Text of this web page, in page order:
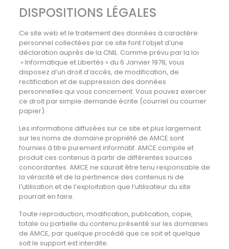
DISPOSITIONS LÉGALES
Ce site web et le traitement des données à caractère
personnel collectées par ce site font l’objet d’une
déclaration auprès de la CNIL. Comme prévu par la loi
« Informatique et Libertés » du 6 Janvier 1978, vous
disposez d’un droit d’accès, de modification, de
rectification et de suppression des données
personnelles qui vous concernent. Vous pouvez exercer
ce droit par simple demande écrite (courriel ou courrier
papier).
Les informations diffusées sur ce site et plus largement
sur les noms de domaine propriété de AMCE sont
fournies à titre purement informatif. AMCE compile et
produit ces contenus à partir de différentes sources
concordantes. AMCE ne saurait être tenu responsable de
la véracité et de la pertinence des contenus ni de
l’utilisation et de l’exploitation que l’utilisateur du site
pourrait en faire.
Toute reproduction, modification, publication, copie,
totale ou partielle du contenu présenté sur les domaines
de AMCE, par quelque procédé que ce soit et quelque
soit le support est interdite.